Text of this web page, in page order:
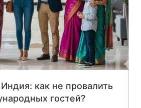
как не провалить
гостей?